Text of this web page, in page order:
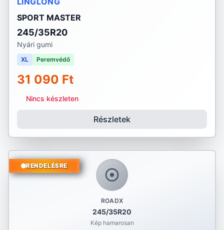
SPORT MASTER
245/35R20
Nyári gumi
XL Peremvédő
31 090 Ft
Nincs készleten
Részletek
ROADX
245/35R20
Kép hamarosan
RENDELÉSRE